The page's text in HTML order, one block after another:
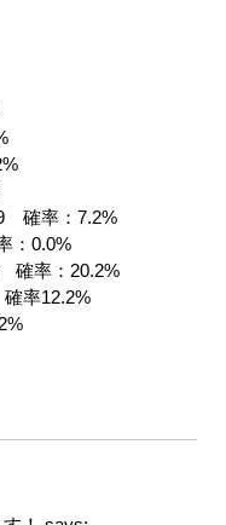
確率：7.2%
0.0%
率：20.2%
率12.2%